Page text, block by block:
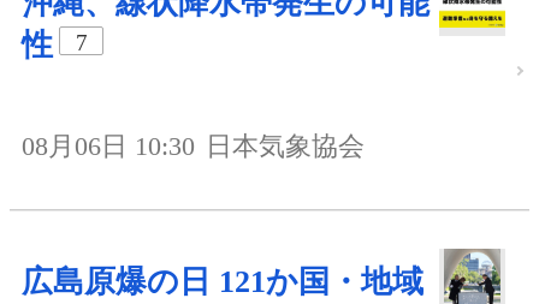
性
7
08月06日 10:30 日本気象協会
広島原爆の日 121か国・地域